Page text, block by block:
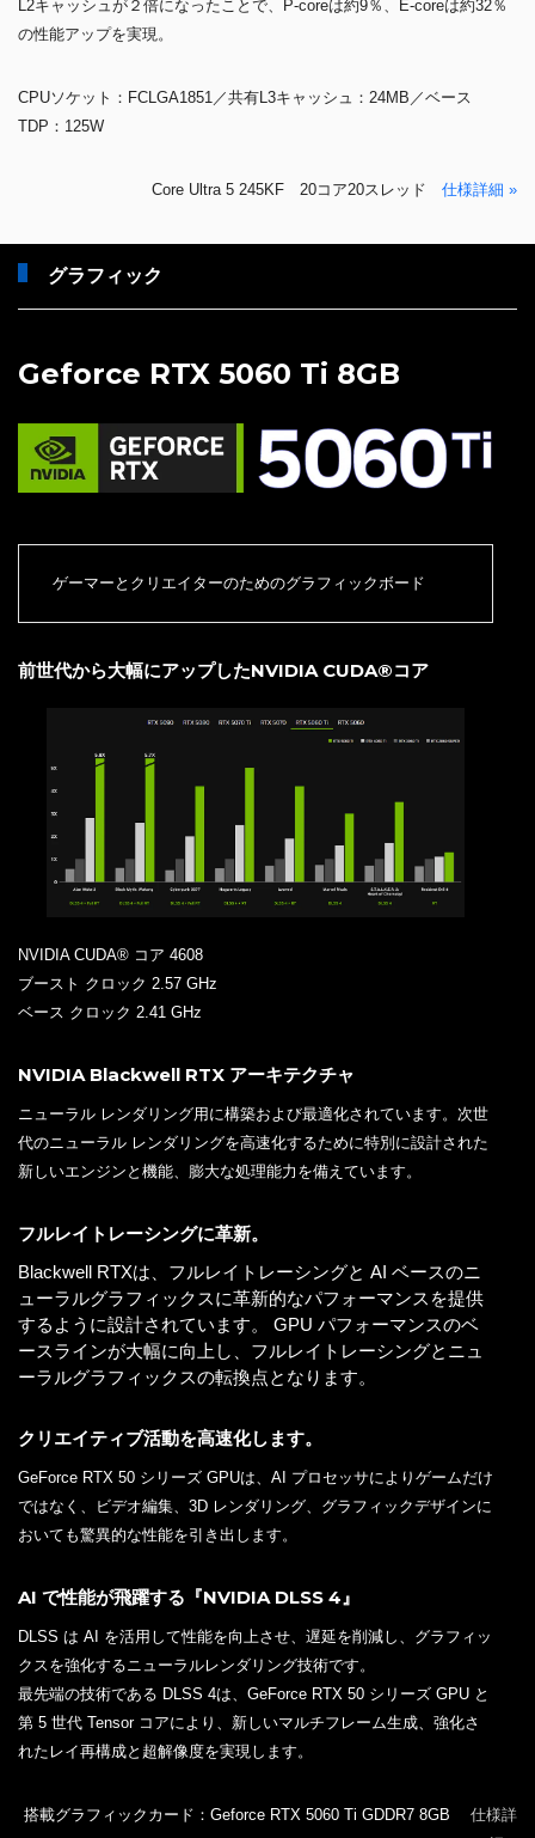
L2キャッシュが２倍になったことで、P-coreは約9％、E-coreは約32％
の性能アップを実現。
CPUソケット：FCLGA1851／共有L3キャッシュ：24MB／ベース
TDP：125W
Core Ultra 5 245KF 20コア20スレッド 仕様詳細 »
グラフィック
Geforce RTX 5060 Ti 8GB
ゲーマーとクリエイターのためのグラフィックボード
前世代から大幅にアップしたNVIDIA CUDA®コア
NVIDIA CUDA® コア 4608
ブースト クロック 2.57 GHz
ベース クロック 2.41 GHz
NVIDIA Blackwell RTX アーキテクチャ
ニューラル レンダリング用に構築および最適化されています。次世
代のニューラル レンダリングを高速化するために特別に設計された
新しいエンジンと機能、膨大な処理能力を備えています。
フルレイトレーシングに革新。
Blackwell RTXは、フルレイトレーシングと AI ベースのニ
ューラルグラフィックスに革新的なパフォーマンスを提供
するように設計されています。 GPU パフォーマンスのベ
ースラインが大幅に向上し、フルレイトレーシングとニュ
ーラルグラフィックスの転換点となります。
クリエイティブ活動を高速化します。
GeForce RTX 50 シリーズ GPUは、AI プロセッサによりゲームだけ
ではなく、ビデオ編集、3D レンダリング、グラフィックデザインに
おいても驚異的な性能を引き出します。
AI で性能が飛躍する『NVIDIA DLSS 4』
DLSS は AI を活用して性能を向上させ、遅延を削減し、グラフィッ
クスを強化するニューラルレンダリング技術です。
最先端の技術である DLSS 4は、GeForce RTX 50 シリーズ GPU と
第 5 世代 Tensor コアにより、新しいマルチフレーム生成、強化さ
れたレイ再構成と超解像度を実現します。
搭載グラフィックカード：Geforce RTX 5060 Ti GDDR7 8GB 仕様詳